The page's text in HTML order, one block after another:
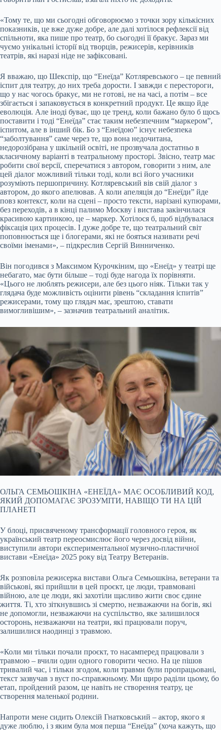
«Тому те, що ми сьогодні обговорюємо з точки зору кількісних
показників, це вже дуже добре, але далі хотілося рефлексії від
спільноти, яка пише про театр, бо сьогодні її бракує. Зараз ми
чуємо унікальні історії від творців, режисерів, керівників
театрів, які наразі ніде не зафіксовані.
Я вважаю, що Шекспір, що “Енеїда” Котляревського – це певний
іспит для театру, до них треба дорости. І завжди є перестороги,
що у нас чогось бракує, ми не готові, не на часі, а потім – все
збігається і запаковується в конкретний продукт. Це якщо йде
еволюція. Але іноді буває, що це тренд, коли бажано було б щось
поставити і тоді “Енеїда” стає таким небезпечним “маркером”,
іспитом, але в інший бік. Бо з “Енеїдою” існує небезпека
“заболтування” саме через те, що вона недочитана,
недорозібрана у шкільній освіті, не прозвучала достатньо в
класичному варіанті в театральному просторі. Звісно, театр має
робити свої версії, сперечатися з автором, говорити з ним, але
цей діалог можливий тільки тоді, коли всі його учасники
розуміють першопричину. Котляревський вів свій діалог з
автором, до якого апелював. А коли апеляція до “Енеїди” йде
повз контекст, коли на сцені – просто тексти, нарізані купюрами,
без переходів, а в кінці палимо Москву і вистава закінчилася
красивою картинкою, це – маркер. Хотілося б, щоб відбувалася
фіксація цих процесів. І дуже добре те, що театральний світ
поповнюється ще і блогерами, які не бояться називати речі
своїми іменами», – підкреслив Сергій Винниченко.
Він погодився з Максимом Курочкіним, що «Енеїд» у театрі ще
небагато, має бути більше – тоді буде нагода їх порівняти.
«Цього не люблять режисери, але без цього ніяк. Тільки так у
глядача буде можливість оцінити рівень “складання іспитів”
режисерами, тому що глядач має, зрештою, ставати
вимогливішим», – зазначив театральний аналітик.
ОЛЬГА СЕМЬОШКІНА «ЕНЕЇДА» МАЄ ОСОБЛИВИЙ КОД,
ЯКИЙ ДОПОМАГАЄ ЗРОЗУМІТИ, НАВІЩО ТИ НА ЦІЙ
ПЛАНЕТІ
У блоці, присвяченому трансформації головного героя, як
український театр переосмислює його через досвід війни,
виступили автори експериментальної музично-пластичної
вистави «Енеїда» 2025 року від Театру Ветеранів.
Як розповіла режисерка вистави Ольга Семьошкіна, ветерани та
військові, які прийшли в цей проєкт, це люди, травмовані
війною, але це люди, які захотіли щасливо жити своє єдине
життя. Ті, хто зіткнувшись зі смертю, незважаючи на богів, які
не допомогли, незважаючи на суспільство, яке залишилося
осторонь, незважаючи на театри, які працювали поруч,
залишилися наодинці з травмою.
«Коли ми тільки почали проєкт, то насамперед працювали з
травмою – вчили один одного говорити чесно. На це пішов
тривалий час, і тільки згодом, коли травми були пропрацьовані,
текст зазвучав з вуст по-справжньому. Ми щиро раділи цьому, бо
етап, пройдений разом, це навіть не створення театру, це
створення маленької родини.
Напроти мене сидить Олексій Гнатковський – актор, якого я
дуже люблю, і з яким була моя перша “Енеїда” (хоча кажуть, що